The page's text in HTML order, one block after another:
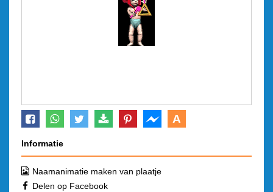
A
Informatie
Naamanimatie maken van plaatje
Delen op Facebook